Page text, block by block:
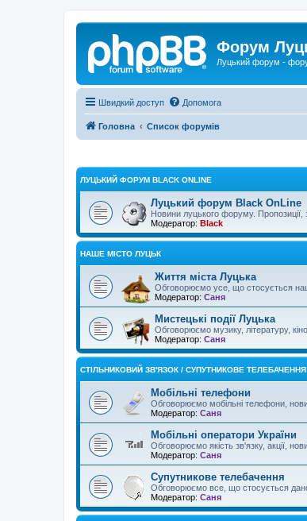
Форум
Луцький форум -
Швидкий доступ Допомога
Головна Список форумів
ЛУЦЬКИЙ ФОРУМ BLACK ONLINE
Луцький форум Black OnLine
Новини луцького форуму. Пропозиції,
Модератор: Black
НАШЕ МІСТО ЛУЦЬК
Життя міста Луцька
Обговорюємо усе, що стосується
Модератор: Саня
Мистецькі події Луцька
Обговорюємо музику, літературу,
Модератор: Саня
СТІЛЬНИКОВИЙ ЗВ'ЯЗОК / СУПУТНИКОВЕ ТЕЛЕБАЧЕННЯ
Мобільні телефони
Обговорюємо мобільні телефони,
Модератор: Саня
Мобільні оператори України
Обговорюємо якість зв'язку, акції,
Модератор: Саня
Супутникове телебачення
Обговорюємо все, що стосується
Модератор: Саня